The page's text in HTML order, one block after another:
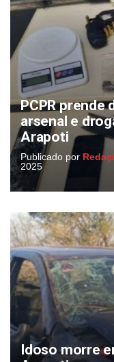
PCPR prende
arsenal e
Arapoti
Publicado por
2025
Idoso morre